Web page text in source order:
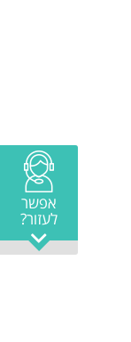
אפשר
לעזור?